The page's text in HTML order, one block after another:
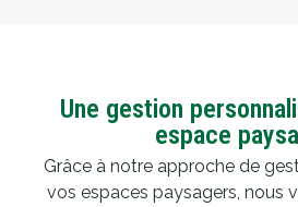
Une gestion
espace
Grâce à notre approche de
vos espaces paysagers, nous